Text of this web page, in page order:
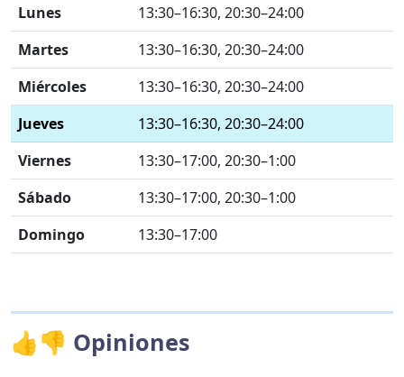
Lunes
13:30–16:30, 20:30–24:00
Martes
13:30–16:30, 20:30–24:00
Miércoles
13:30–16:30, 20:30–24:00
Jueves
13:30–16:30, 20:30–24:00
Viernes
13:30–17:00, 20:30–1:00
Sábado
13:30–17:00, 20:30–1:00
Domingo
13:30–17:00
👍👎 Opiniones